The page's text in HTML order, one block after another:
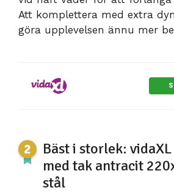
Att komplettera med extra
göra upplevelsen ännu mer
Bäst i storlek:
med tak antracit
stål